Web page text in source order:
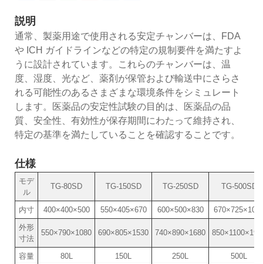
説明
通常、製薬用途で使用される安定チャンバーは、FDA
や ICH ガイドラインなどの特定の規制要件を満たすよ
うに設計されています。これらのチャンバーは、温
度、湿度、光など、薬剤が保管および輸送中にさらさ
れる可能性のあるさまざまな環境条件をシミュレート
します。医薬品の安定性試験の目的は、医薬品の品
質、安全性、有効性が保存期間にわたって維持され、
特定の基準を満たしていることを確認することです。
仕様
モデ
ル
TG-80SD TG-150SD TG-250SD TG-500SD
内寸 400×400×500 550×405×670 600×500×830
外形
寸法
550×790×1080 690×805×1530 740×890×1680
容量 80L 150L 250L 500L